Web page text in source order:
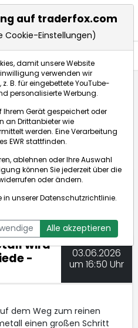
reine Waffenschmiede - z...
DPA-AFX COMPACT
wird
-
03.06.2026
um 16:50 Uhr
dem Weg zum reinen
einen großen Schritt
auf traderfox.com
Cookie-Einstellungen)
damit unsere Website
verwenden wir
B. für eingebettete YouTube-
personalisierte Werbung.
Gerät gespeichert oder
an Drittanbieter wie
werden. Eine Verarbeitung
EWR stattfinden.
ablehnen oder Ihre Auswahl
können Sie jederzeit über die
oder ändern.
in unsererDatenschutzrichtlinie.
Alle akzeptieren